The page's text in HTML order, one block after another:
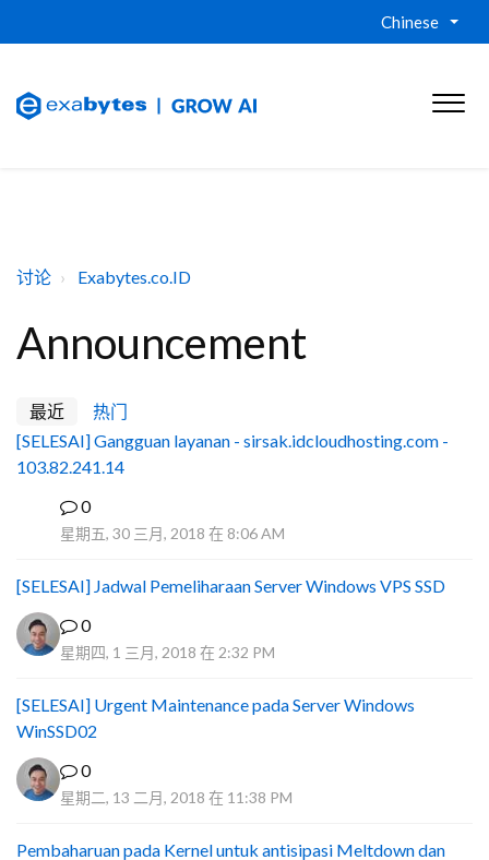
Chinese
讨论 Exabytes.co.ID
Announcement
最近
热门
[SELESAI] Gangguan layanan - sirsak.idcloudhosting.com -
103.82.241.14
0
星期五, 30 三月, 2018 在 8:06 AM
[SELESAI] Jadwal Pemeliharaan Server Windows VPS SSD
0
星期四, 1 三月, 2018 在 2:32 PM
[SELESAI] Urgent Maintenance pada Server Windows
WinSSD02
0
星期二, 13 二月, 2018 在 11:38 PM
Pembaharuan pada Kernel untuk antisipasi Meltdown dan